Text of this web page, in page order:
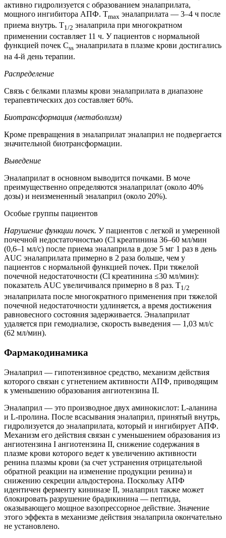
активно гидролизуется с образованием эналаприлата,
мощного ингибитора АПФ. Tmax эналаприлата — 3–4 ч после
приема внутрь. T1/2 эналаприла при многократном
применении составляет 11 ч. У пациентов с нормальной
функцией почек Css эналаприлата в плазме крови достигались
на 4-й день терапии.
Распределение
Связь с белками плазмы крови эналаприлата в диапазоне
терапевтических доз составляет 60%.
Биотрансформация (метаболизм)
Кроме превращения в эналаприлат эналаприл не подвергается
значительной биотрансформации.
Выведение
Эналаприлат в основном выводится почками. В моче
преимущественно определяются эналаприлат (около 40%
дозы) и неизмененный эналаприл (около 20%).
Особые группы пациентов
Нарушение функции почек. У пациентов с легкой и умеренной
почечной недостаточностью (Cl креатинина 36–60 мл/мин
(0,6–1 мл/с) после приема эналаприла в дозе 5 мг 1 раз в день
AUC эналаприлата примерно в 2 раза больше, чем у
пациентов с нормальной функцией почек. При тяжелой
почечной недостаточности (Cl креатинина ≤30 мл/мин):
показатель AUC увеличивался примерно в 8 раз. T1/2
эналаприлата после многократного применения при тяжелой
почечной недостаточности удлиняется, а время достижения
равновесного состояния задерживается. Эналаприлат
удаляется при гемодиализе, скорость выведения — 1,03 мл/с
(62 мл/мин).
Фармакодинамика
Эналаприл — гипотензивное средство, механизм действия
которого связан с угнетением активности АПФ, приводящим
к уменьшению образования ангиотензина II.
Эналаприл — это производное двух аминокислот: L-аланина
и L-пролина. После всасывания эналаприл, принятый внутрь,
гидролизуется до эналаприлата, который и ингибирует АПФ.
Механизм его действия связан с уменьшением образования из
ангиотензина I ангиотензина II, снижение содержания в
плазме крови которого ведет к увеличению активности
ренина плазмы крови (за счет устранения отрицательной
обратной реакции на изменение продукции ренина) и
снижению секреции альдостерона. Поскольку АПФ
идентичен ферменту кининазе II, эналаприл также может
блокировать разрушение брадикинина — пептида,
оказывающего мощное вазопрессорное действие. Значение
этого эффекта в механизме действия эналаприла окончательно
не установлено.